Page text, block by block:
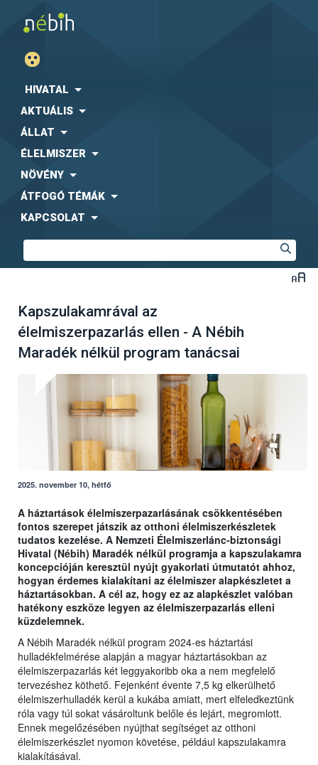
HIVATAL
AKTUÁLIS
ÁLLAT
ÉLELMISZER
NÖVÉNY
ÁTFOGÓ TÉMÁK
KAPCSOLAT
Kapszulakamrával az
élelmiszerpazarlás ellen - A Nébih
Maradék nélkül program tanácsai
2025. november 10, hétfő
A háztartások élelmiszerpazarlásának csökkentésében
fontos szerepet játszik az otthoni élelmiszerkészletek
tudatos kezelése. A Nemzeti Élelmiszerlánc-biztonsági
Hivatal (Nébih) Maradék nélkül programja a kapszulakamra
koncepcióján keresztül nyújt gyakorlati útmutatót ahhoz,
hogyan érdemes kialakítani az élelmiszer alapkészletet a
háztartásokban. A cél az, hogy ez az alapkészlet valóban
hatékony eszköze legyen az élelmiszerpazarlás elleni
küzdelemnek.
A Nébih Maradék nélkül program 2024-es háztartási
hulladékfelmérése alapján a magyar háztartásokban az
élelmiszerpazarlás két leggyakoribb oka a nem megfelelő
tervezéshez köthető. Fejenként évente 7,5 kg elkerülhető
élelmiszerhulladék kerül a kukába amiatt, mert elfeledkeztünk
róla vagy túl sokat vásároltunk belőle és lejárt, megromlott.
Ennek megelőzésében nyújthat segítséget az otthoni
élelmiszerkészlet nyomon követése, például kapszulakamra
kialakításával.